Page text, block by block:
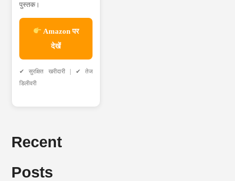
पुस्तक।
Amazon पर
देखें
✔ सुरक्षित खरीदारी | ✔ तेज
डिलीवरी
Recent
Posts